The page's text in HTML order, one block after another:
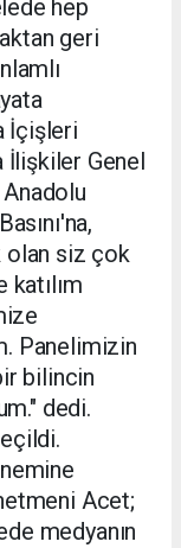
hep
geri
İçişleri
İlişkiler Genel
olan siz çok
Panelimizin
bilincin
dedi.
Acet;
medyanın